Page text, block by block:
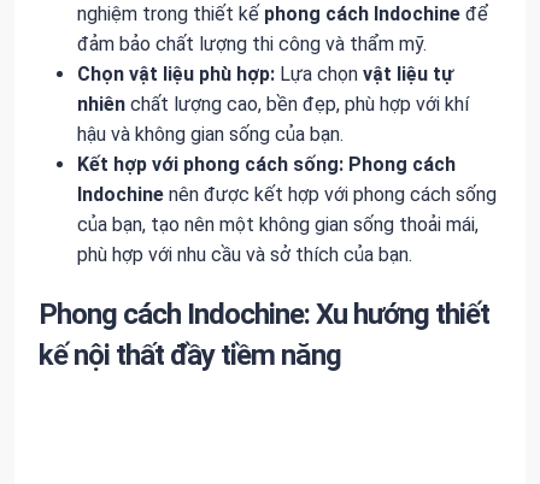
nghiệm trong thiết kế phong cách Indochine để
đảm bảo chất lượng thi công và thẩm mỹ.
Chọn vật liệu phù hợp: Lựa chọn vật liệu tự
nhiên chất lượng cao, bền đẹp, phù hợp với khí
hậu và không gian sống của bạn.
Kết hợp với phong cách sống: Phong cách
Indochine nên được kết hợp với phong cách sống
của bạn, tạo nên một không gian sống thoải mái,
phù hợp với nhu cầu và sở thích của bạn.
Phong cách Indochine: Xu hướng thiết
kế nội thất đầy tiềm năng